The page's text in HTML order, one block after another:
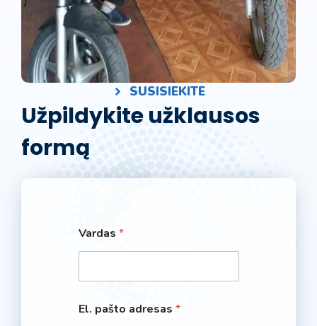
SUSISIEKITE
Užpildykite užklausos
formą
Vardas *
El. pašto adresas *